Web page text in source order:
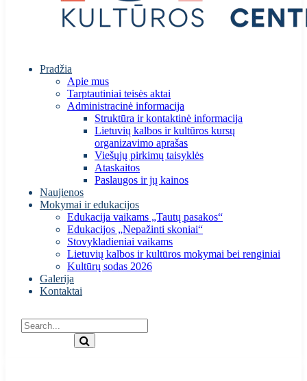
Pradžia
Apie mus
Tarptautiniai teisės aktai
Administracinė informacija
Struktūra ir kontaktinė informacija
Lietuvių kalbos ir kultūros kursų
organizavimo aprašas
Viešųjų pirkimų taisyklės
Ataskaitos
Paslaugos ir jų kainos
Naujienos
Mokymai ir edukacijos
Edukacija vaikams „Tautų pasakos“
Edukacijos „Nepažinti skoniai“
Stovykladieniai vaikams
Lietuvių kalbos ir kultūros mokymai bei renginiai
Kultūrų sodas 2026
Galerija
Kontaktai